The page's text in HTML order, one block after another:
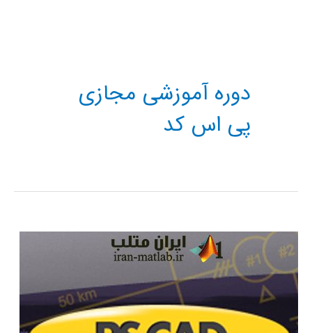
دوره آموزشی مجازی
پی اس کد